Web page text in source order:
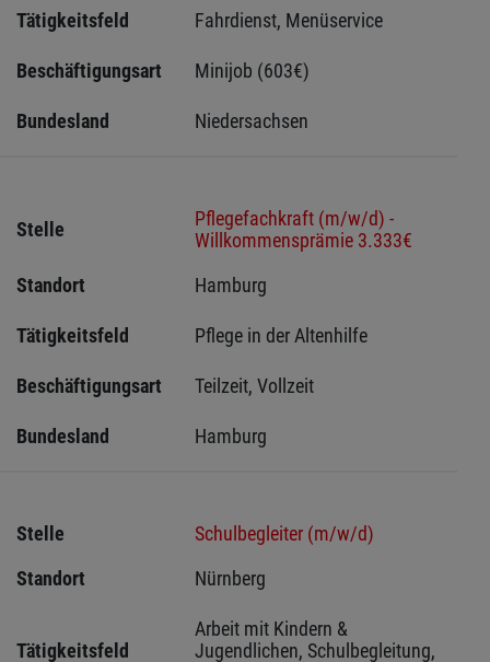
Tätigkeitsfeld Fahrdienst, Menüservice
Beschäftigungsart Minijob (603€)
Bundesland Niedersachsen
Stelle
Pflegefachkraft (m/w/d) -
Willkommensprämie 3.333€
Standort
Hamburg
Tätigkeitsfeld Pflege in der Altenhilfe
Beschäftigungsart Teilzeit, Vollzeit
Bundesland Hamburg
Stelle
Schulbegleiter (m/w/d)
Standort
Nürnberg
Tätigkeitsfeld
Arbeit mit Kindern &
Jugendlichen, Schulbegleitung,